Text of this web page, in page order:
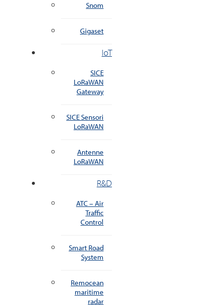
Snom
Gigaset
IoT
SICE
LoRaWAN
Gateway
SICE Sensori
LoRaWAN
Antenne
LoRaWAN
R&D
ATC – Air
Traffic
Control
Smart Road
System
Remocean
maritime
radar